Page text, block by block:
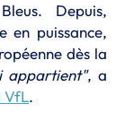
Depuis,
en puissance,
dès la
appartient", a
VfL.